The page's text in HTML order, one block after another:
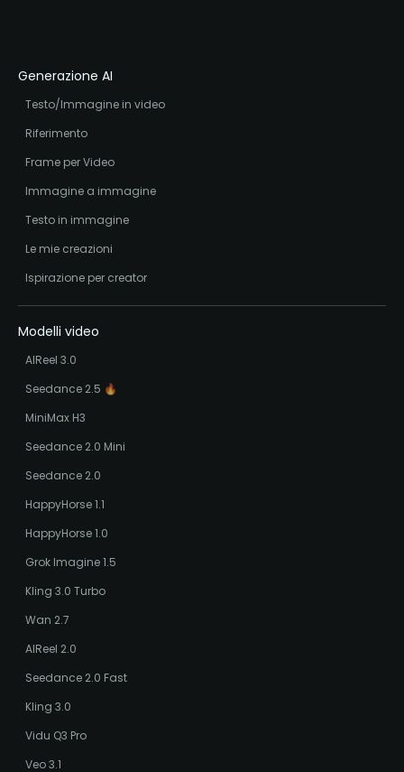
Generazione AI
Testo/Immagine in video
Riferimento
Frame per Video
Immagine a immagine
Testo in immagine
Le mie creazioni
Ispirazione per creator
Modelli video
AIReel 3.0
Seedance 2.5 🔥
MiniMax H3
Seedance 2.0 Mini
Seedance 2.0
HappyHorse 1.1
HappyHorse 1.0
Grok Imagine 1.5
Kling 3.0 Turbo
Wan 2.7
AIReel 2.0
Seedance 2.0 Fast
Kling 3.0
Vidu Q3 Pro
Veo 3.1